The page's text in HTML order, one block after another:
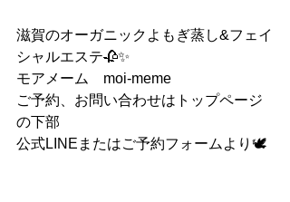
滋賀のオーガニックよもぎ蒸し&フェイ
シャルエステ🥀✨
モアメーム　moi-meme
ご予約、お問い合わせはトップページ
の下部
公式LINEまたはご予約フォームより🕊